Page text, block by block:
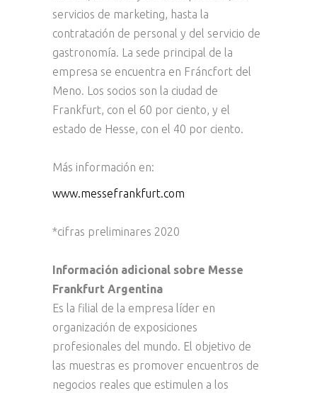
servicios de marketing, hasta la
contratación de personal y del servicio de
gastronomía. La sede principal de la
empresa se encuentra en Fráncfort del
Meno. Los socios son la ciudad de
Frankfurt, con el 60 por ciento, y el
estado de Hesse, con el 40 por ciento.
Más información en:
www.messefrankfurt.com
*cifras preliminares 2020
Información adicional sobre Messe
Frankfurt Argentina
Es la filial de la empresa líder en
organización de exposiciones
profesionales del mundo. El objetivo de
las muestras es promover encuentros de
negocios reales que estimulen a los